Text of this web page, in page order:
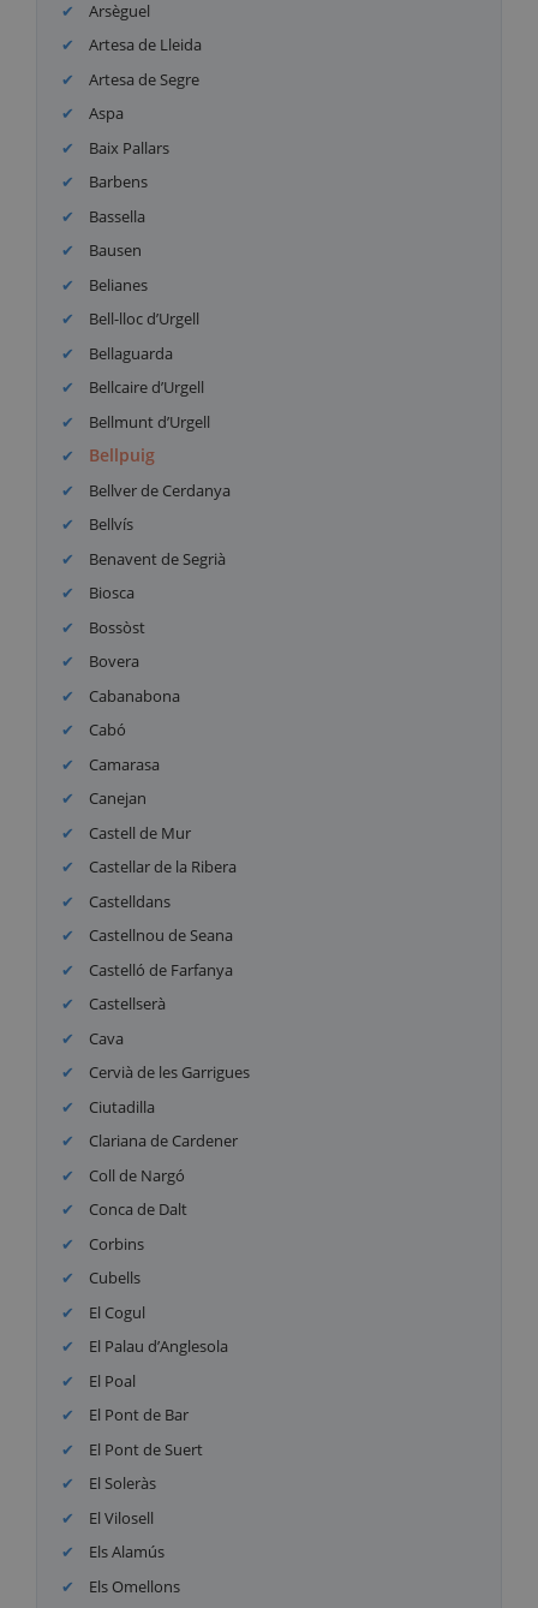
Arsèguel
Artesa de Lleida
Artesa de Segre
Aspa
Baix Pallars
Barbens
Bassella
Bausen
Belianes
Bell-lloc d’Urgell
Bellaguarda
Bellcaire d’Urgell
Bellmunt d’Urgell
Bellpuig
Bellver de Cerdanya
Bellvís
Benavent de Segrià
Biosca
Bossòst
Bovera
Cabanabona
Cabó
Camarasa
Canejan
Castell de Mur
Castellar de la Ribera
Castelldans
Castellnou de Seana
Castelló de Farfanya
Castellserà
Cava
Cervià de les Garrigues
Ciutadilla
Clariana de Cardener
Coll de Nargó
Conca de Dalt
Corbins
Cubells
El Cogul
El Palau d’Anglesola
El Poal
El Pont de Bar
El Pont de Suert
El Soleràs
El Vilosell
Els Alamús
Els Omellons